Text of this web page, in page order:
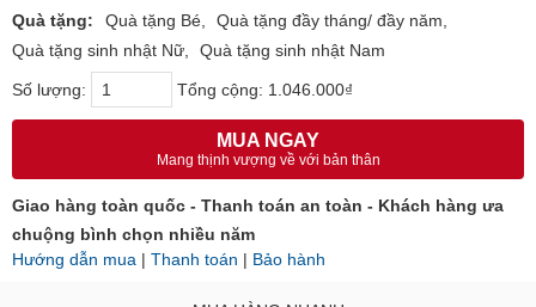
Quà tặng:
Quà tặng Bé
Quà tặng đầy tháng/ đầy năm
Quà tặng sinh nhật Nữ
Quà tặng sinh nhật Nam
Số lượng: Tổng cộng: 1.046.000₫
MUA NGAY
Mang thịnh vượng về với bản thân
Giao hàng toàn quốc - Thanh toán an toàn - Khách hàng ưa
chuộng bình chọn nhiều năm
Hướng dẫn mua | Thanh toán | Bảo hành